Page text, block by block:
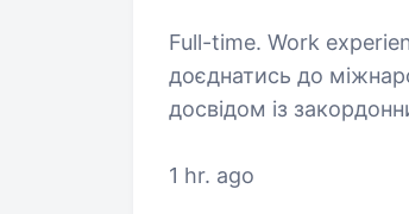
Full-time. Work
доєднатись до
досвідом із
умов,…
1 hr. ago